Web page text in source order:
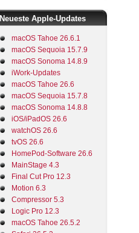
Neueste Apple-Updates
macOS Tahoe 26.6.1
macOS Sequoia 15.7.9
macOS Sonoma 14.8.9
iWork-Updates
macOS Tahoe 26.6
macOS Sequoia 15.7.8
macOS Sonoma 14.8.8
iOS/iPadOS 26.6
watchOS 26.6
tvOS 26.6
HomePod-Software 26.6
MainStage 4.3
Final Cut Pro 12.3
Motion 6.3
Compressor 5.3
Logic Pro 12.3
macOS Tahoe 26.5.2